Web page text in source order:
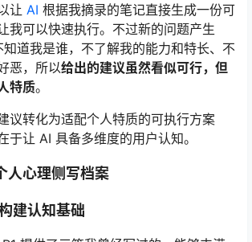
让 AI 根据我摘录的笔记直接生成一份可
我可以快速执行。不过新的问题产生
道我是谁，不了解我的能力和特长、不
恶，所以给出的建议虽然看似可行，但
特质。
议转化为适配个人特质的可执行方案
于让 AI 具备多维度的用户认知。
人心理侧写档案
建认知基础